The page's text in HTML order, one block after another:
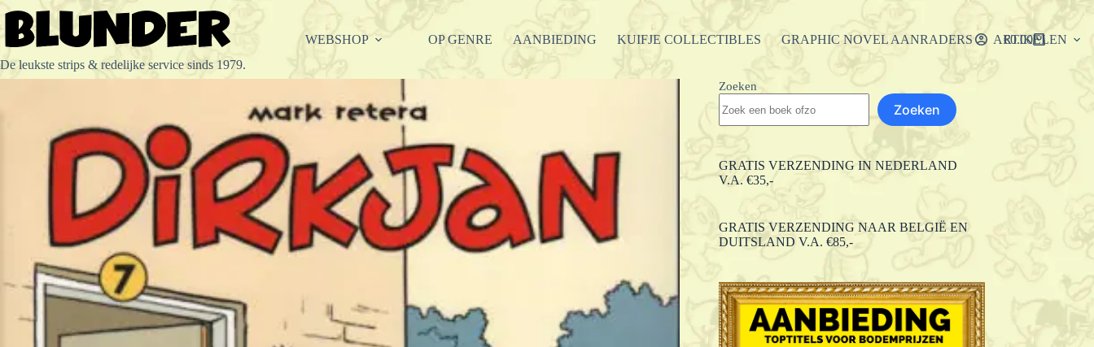
Ga
naar
inhoud
De leukste strips & redelijke service sinds 1979.
WEBSHOP OP GENRE AANBIEDING KUIFJE COLLECTIBLES GRAPHIC NOVEL AANRADERS ARTIKELEN
Winkelwagen
€0.00
Zoeken
Zoeken
GRATIS VERZENDING IN NEDERLAND
V.A. €35,-
GRATIS VERZENDING NAAR BELGIË EN
DUITSLAND V.A. €85,-